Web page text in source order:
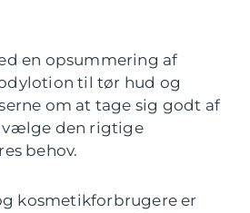
en opsummering af
til tør hud og
om at tage sig godt af
vælge den rigtige
behov.
kosmetikforbrugere er